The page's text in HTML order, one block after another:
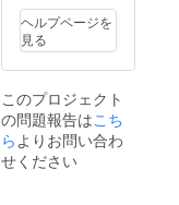
ヘルプページを
見る
このプロジェクト
の問題報告はこち
ら よりお問い合わ
せください